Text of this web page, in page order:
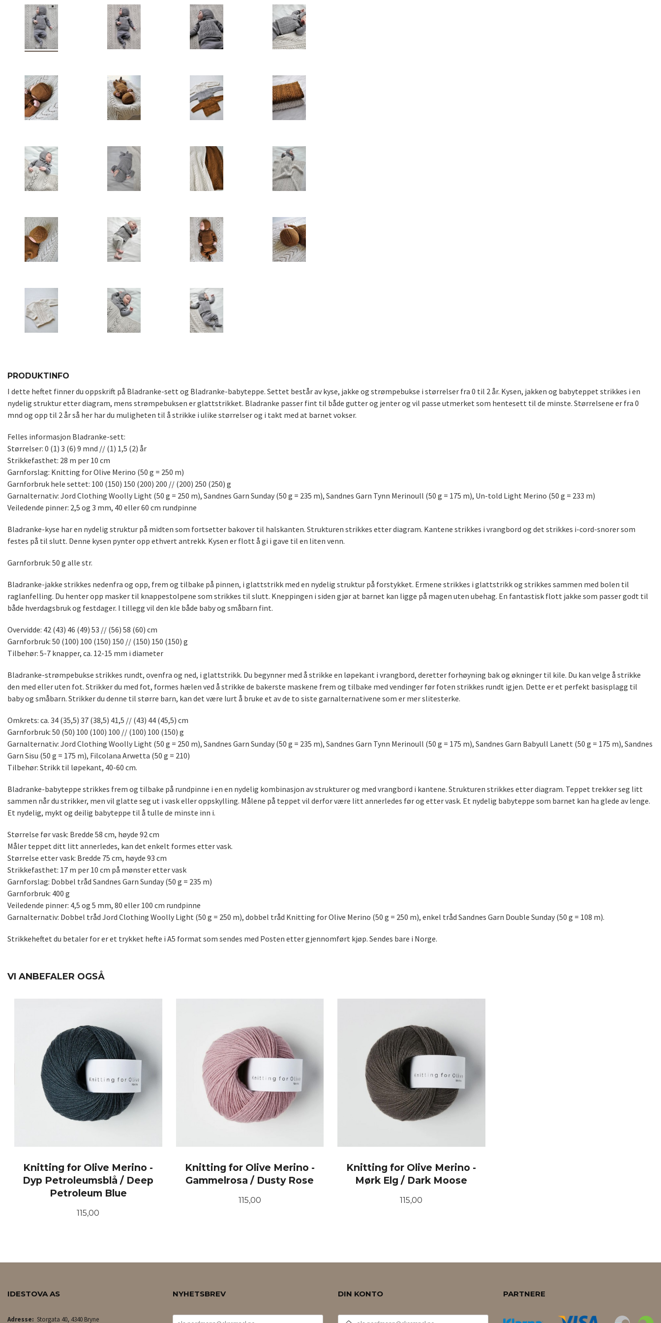
PRODUKTINFO
I dette heftet finner du oppskrift på Bladranke-sett og Bladranke-babyteppe. Settet består av kyse, jakke og strømpebukse i størrelser fra 0 til 2 år. Kysen, jakken og babyteppet strikkes i en
nydelig struktur etter diagram, mens strømpebuksen er glattstrikket. Bladranke passer fint til både gutter og jenter og vil passe utmerket som hentesett til de minste. Størrelsene er fra 0
mnd og opp til 2 år så her har du muligheten til å strikke i ulike størrelser og i takt med at barnet vokser.
Felles informasjon Bladranke-sett:
Størrelser: 0 (1) 3 (6) 9 mnd // (1) 1,5 (2) år
Strikkefasthet: 28 m per 10 cm
Garnforslag: Knitting for Olive Merino (50 g = 250 m)
Garnforbruk hele settet: 100 (150) 150 (200) 200 // (200) 250 (250) g
Garnalternativ: Jord Clothing Woolly Light (50 g = 250 m), Sandnes Garn Sunday (50 g = 235 m), Sandnes Garn Tynn Merinoull (50 g = 175 m), Un-told Light Merino (50 g = 233 m)
Veiledende pinner: 2,5 og 3 mm, 40 eller 60 cm rundpinne
Bladranke-kyse har en nydelig struktur på midten som fortsetter bakover til halskanten. Strukturen strikkes etter diagram. Kantene strikkes i vrangbord og det strikkes i-cord-snorer som
festes på til slutt. Denne kysen pynter opp ethvert antrekk. Kysen er flott å gi i gave til en liten venn.
Garnforbruk: 50 g alle str.
Bladranke-jakke strikkes nedenfra og opp, frem og tilbake på pinnen, i glattstrikk med en nydelig struktur på forstykket. Ermene strikkes i glattstrikk og strikkes sammen med bolen til
raglanfelling. Du henter opp masker til knappestolpene som strikkes til slutt. Kneppingen i siden gjør at barnet kan ligge på magen uten ubehag. En fantastisk flott jakke som passer godt til
både hverdagsbruk og festdager. I tillegg vil den kle både baby og småbarn fint.
Overvidde: 42 (43) 46 (49) 53 // (56) 58 (60) cm
Garnforbruk: 50 (100) 100 (150) 150 // (150) 150 (150) g
Tilbehør: 5-7 knapper, ca. 12-15 mm i diameter
Bladranke-strømpebukse strikkes rundt, ovenfra og ned, i glattstrikk. Du begynner med å strikke en løpekant i vrangbord, deretter forhøyning bak og økninger til kile. Du kan velge å strikke
den med eller uten fot. Strikker du med fot, formes hælen ved å strikke de bakerste maskene frem og tilbake med vendinger før foten strikkes rundt igjen. Dette er et perfekt basisplagg til
baby og småbarn. Strikker du denne til større barn, kan det være lurt å bruke et av de to siste garnalternativene som er mer slitesterke.
Omkrets: ca. 34 (35,5) 37 (38,5) 41,5 // (43) 44 (45,5) cm
Garnforbruk: 50 (50) 100 (100) 100 // (100) 100 (150) g
Garnalternativ: Jord Clothing Woolly Light (50 g = 250 m), Sandnes Garn Sunday (50 g = 235 m), Sandnes Garn Tynn Merinoull (50 g = 175 m), Sandnes Garn Babyull Lanett (50 g = 175 m), Sandnes
Garn Sisu (50 g = 175 m), Filcolana Arwetta (50 g = 210)
Tilbehør: Strikk til løpekant, 40-60 cm.
Bladranke-babyteppe strikkes frem og tilbake på rundpinne i en en nydelig kombinasjon av strukturer og med vrangbord i kantene. Strukturen strikkes etter diagram. Teppet trekker seg litt
sammen når du strikker, men vil glatte seg ut i vask eller oppskylling. Målene på teppet vil derfor være litt annerledes før og etter vask. Et nydelig babyteppe som barnet kan ha glede av lenge.
Et nydelig, mykt og deilig babyteppe til å tulle de minste inn i.
Størrelse før vask: Bredde 58 cm, høyde 92 cm
Måler teppet ditt litt annerledes, kan det enkelt formes etter vask.
Størrelse etter vask: Bredde 75 cm, høyde 93 cm
Strikkefasthet: 17 m per 10 cm på mønster etter vask
Garnforslag: Dobbel tråd Sandnes Garn Sunday (50 g = 235 m)
Garnforbruk: 400 g
Veiledende pinner: 4,5 og 5 mm, 80 eller 100 cm rundpinne
Garnalternativ: Dobbel tråd Jord Clothing Woolly Light (50 g = 250 m), dobbel tråd Knitting for Olive Merino (50 g = 250 m), enkel tråd Sandnes Garn Double Sunday (50 g = 108 m).
Strikkeheftet du betaler for er et trykket hefte i A5 format som sendes med Posten etter gjennomført kjøp. Sendes bare i Norge.
VI ANBEFALER OGSÅ
Knitting for Olive Merino -
Dyp Petroleumsblå / Deep
Petroleum Blue
Pris
115,00
Knitting for Olive Merino -
Gammelrosa / Dusty Rose
Pris
115,00
Knitting for Olive Merino -
Mørk Elg / Dark Moose
Pris
115,00
IDESTOVA AS
Adresse: Storgata 40, 4340 Bryne
NYHETSBREV DIN KONTO PARTNERE